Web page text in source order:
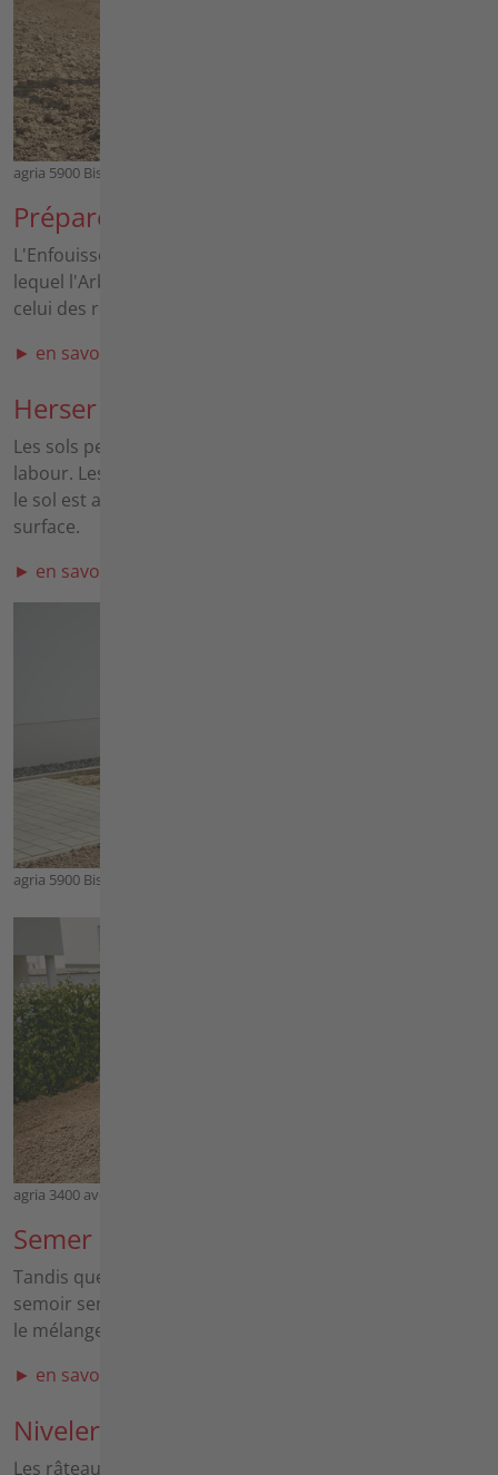
agria 5900 Bison avec Enfouisseur
Préparer du sol
L'Enfouisseur de pierres est un modèle spécial dans
lequel l'Arbre de fraise tourne dans le sens inverse de
celui des roues du tracteur.
► en savoir plus sur préparer du sol
agria 5900 Bison avec Herse rotative
Herser
Les sols peuvent être travaillés à la herse après le
labour. Les plus grosses mottes de terre sont broyées,
le sol est ameubli et réparti uniformément sur la
surface.
► en savoir plus sur le herser
agria 3400 avec Herse rotative et agria Semoir intégré
Semer
Tandis que la Herse rotative broie et nivelle la terre, le
semoir semi-porté se charge simultanément de semer
le mélange de semences - le tout en une seule étape.
► en savoir plus sur semer
Niveler
Les râteaux de nivellement conviennent pour niveler le